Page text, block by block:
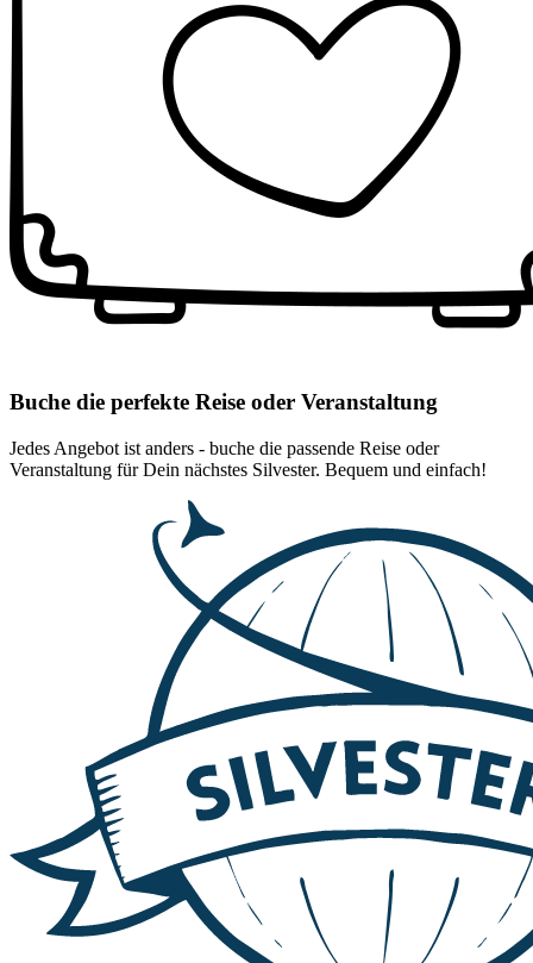
Buche die perfekte Reise oder Veranstaltung
Jedes Angebot ist anders - buche die passende Reise oder
Veranstaltung für Dein nächstes Silvester. Bequem und einfach!